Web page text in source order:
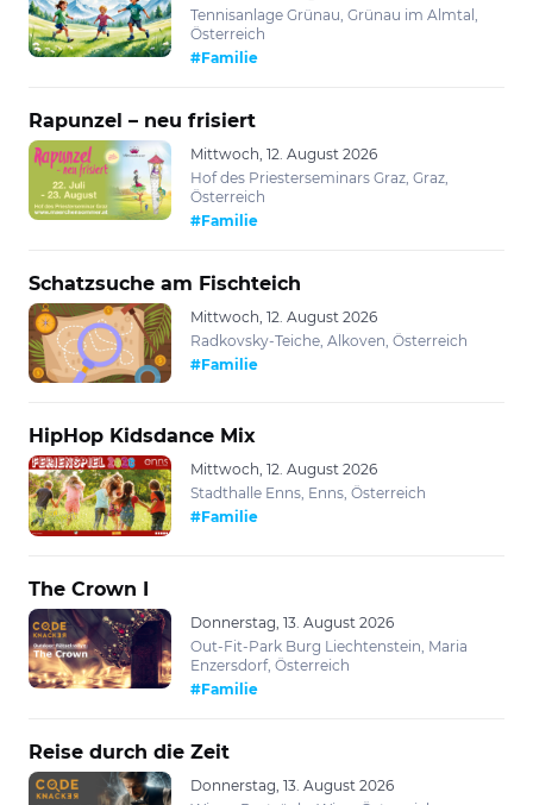
Tennisanlage Grünau, Grünau im Almtal,
Österreich
#Familie
Rapunzel – neu frisiert
Mittwoch, 12. August 2026
Hof des Priesterseminars Graz, Graz,
Österreich
#Familie
Schatzsuche am Fischteich
Mittwoch, 12. August 2026
Radkovsky-Teiche, Alkoven, Österreich
#Familie
HipHop Kidsdance Mix
Mittwoch, 12. August 2026
Stadthalle Enns, Enns, Österreich
#Familie
The Crown I
Donnerstag, 13. August 2026
Out-Fit-Park Burg Liechtenstein, Maria
Enzersdorf, Österreich
#Familie
Reise durch die Zeit
Donnerstag, 13. August 2026